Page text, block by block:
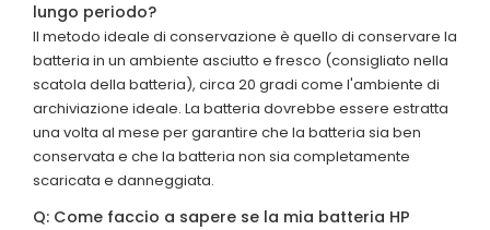
lungo periodo?
Il metodo ideale di conservazione è quello di conservare la
batteria in un ambiente asciutto e fresco (consigliato nella
scatola della batteria), circa 20 gradi come l'ambiente di
archiviazione ideale. La batteria dovrebbe essere estratta
una volta al mese per garantire che la batteria sia ben
conservata e che la batteria non sia completamente
scaricata e danneggiata.
Q: Come faccio a sapere se la mia batteria HP